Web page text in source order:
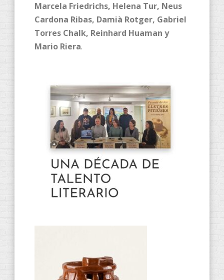
Marcela Friedrichs, Helena Tur, Neus
Cardona Ribas, Damià Rotger, Gabriel
Torres Chalk, Reinhard Huaman y
Mario Riera.